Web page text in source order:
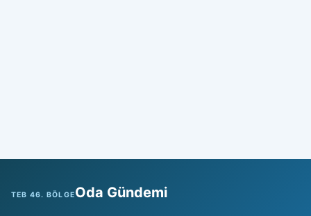
TEB 46. BÖLGEOda Gündemi